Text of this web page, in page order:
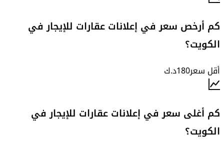
كم أرخص سعر في إعلانات عقارات للإيجار في
الكويت؟
أقل سعر180د.ك
كم أغلى سعر في إعلانات عقارات للإيجار في
الكويت؟